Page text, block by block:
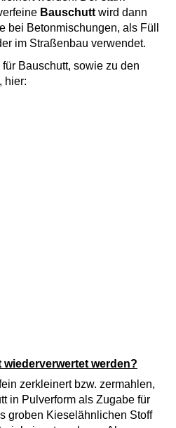
Bauschutt wird dann
bei Betonmischungen, als Füll
im Straßenbau verwendet.
Bauschutt, sowie zu den
hier:
werden?
zerkleinert bzw. zermahlen,
in Pulverform als Zugabe für
groben Kieselähnlichen Stoff